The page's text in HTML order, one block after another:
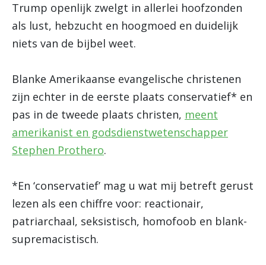
Trump openlijk zwelgt in allerlei hoofzonden
als lust, hebzucht en hoogmoed en duidelijk
niets van de bijbel weet.
Blanke Amerikaanse evangelische christenen
zijn echter in de eerste plaats conservatief* en
pas in de tweede plaats christen, meent
amerikanist en godsdienstwetenschapper
Stephen Prothero.
*En ‘conservatief’ mag u wat mij betreft gerust
lezen als een chiffre voor: reactionair,
patriarchaal, seksistisch, homofoob en blank-
supremacistisch.